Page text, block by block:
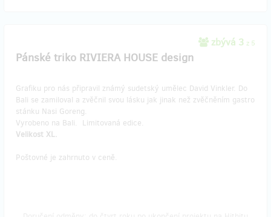
zbývá 3 z 5
Pánské triko RIVIERA HOUSE design
Grafiku pro nás připravil známý sudetský umělec David Vinkler. Do
Bali se zamiloval a zvěčnil svou lásku jak jinak než zvěčněním gastro
stánku Nasi Goreng.
Vyrobeno na Bali. Limitovaná edice.
Velikost XL.
Poštovné je zahrnuto v ceně.